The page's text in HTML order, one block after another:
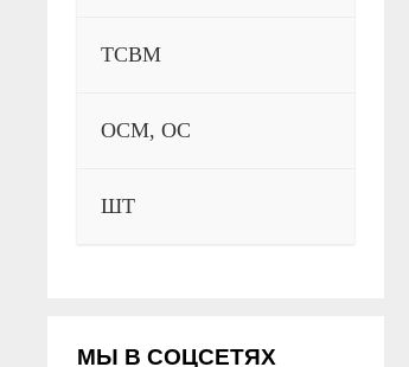
ТСВМ
ОСМ, ОС
ШТ
МЫ В СОЦСЕТЯХ